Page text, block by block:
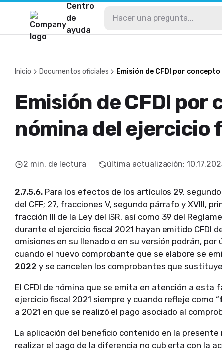
Centro
de
ayuda
Inicio Documentos oficiales Emisión de CFDI por
Emisión de CFDI por
nómina del ejercicio
2 min. de lectura última actualización:
2.7.5.6. Para los efectos de los artículos 29,
del CFF; 27, fracciones V, segundo párrafo y XVIII,
fracción III de la Ley del ISR, así como 39 del
durante el ejercicio fiscal 2021 hayan emitido CFDI
omisiones en su llenado o en su versión podrán,
cuando el nuevo comprobante que se elabore se
2022 y se cancelen los comprobantes que
El CFDI de nómina que se emita en atención a esta
ejercicio fiscal 2021 siempre y cuando refleje como “
a 2021 en que se realizó el pago asociado al
La aplicación del beneficio contenido en la
realizar el pago de la diferencia no cubierta con la